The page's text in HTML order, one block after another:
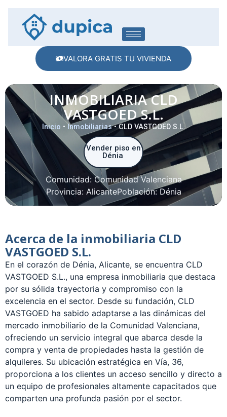
VALORA GRATIS TU VIVIENDA
INMOBILIARIA CLD
VASTGOED S.L.
Inicio • Inmobiliarias•CLD VASTGOED S.L.
Vender piso en
Dénia
Comunidad: Comunidad Valenciana
Provincia: AlicantePoblación: Dénia
Acerca de la inmobiliaria CLD
VASTGOED S.L.
En el corazón de Dénia, Alicante, se encuentra CLD
VASTGOED S.L., una empresa inmobiliaria que destaca
por su sólida trayectoria y compromiso con la
excelencia en el sector. Desde su fundación, CLD
VASTGOED ha sabido adaptarse a las dinámicas del
mercado inmobiliario de la Comunidad Valenciana,
ofreciendo un servicio integral que abarca desde la
compra y venta de propiedades hasta la gestión de
alquileres. Su ubicación estratégica en Vía, 36,
proporciona a los clientes un acceso sencillo y directo a
un equipo de profesionales altamente capacitados que
comparten una profunda pasión por el sector.